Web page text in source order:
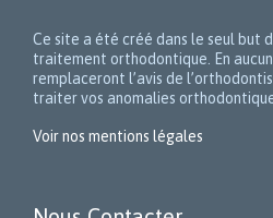
Ce site a été créé dans le seul but
traitement orthodontique. En
remplaceront l’avis de
traiter vos anomalies
Voir nos mentions légales